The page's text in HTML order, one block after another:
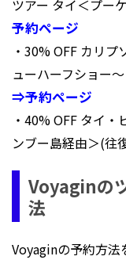
ツアー タイ＜プー
予約ページ
・30% OFF カリ
ューハーフショー
⇒予約ページ
・40% OFF タイ
ンブー島経由＞(往
Voyaginの
法
Voyaginの予約方法